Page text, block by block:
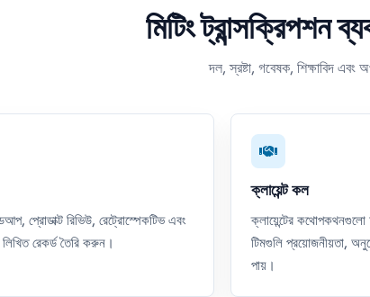
মিটিং ট্রান্সক্রিপশন
দল, স্রষ্টা, গবেষক, শিক্ষাবিদ এবং
প্রোডাক্ট রিভিউ, রেট্রোস্পেকটিভ এবং
রেকর্ড তৈরি করুন।
ক্লায়েন্ট কল
ক্লায়েন্টের কথোপকথনগুলো
টিমগুলি প্রয়োজনীয়তা,
পায়।